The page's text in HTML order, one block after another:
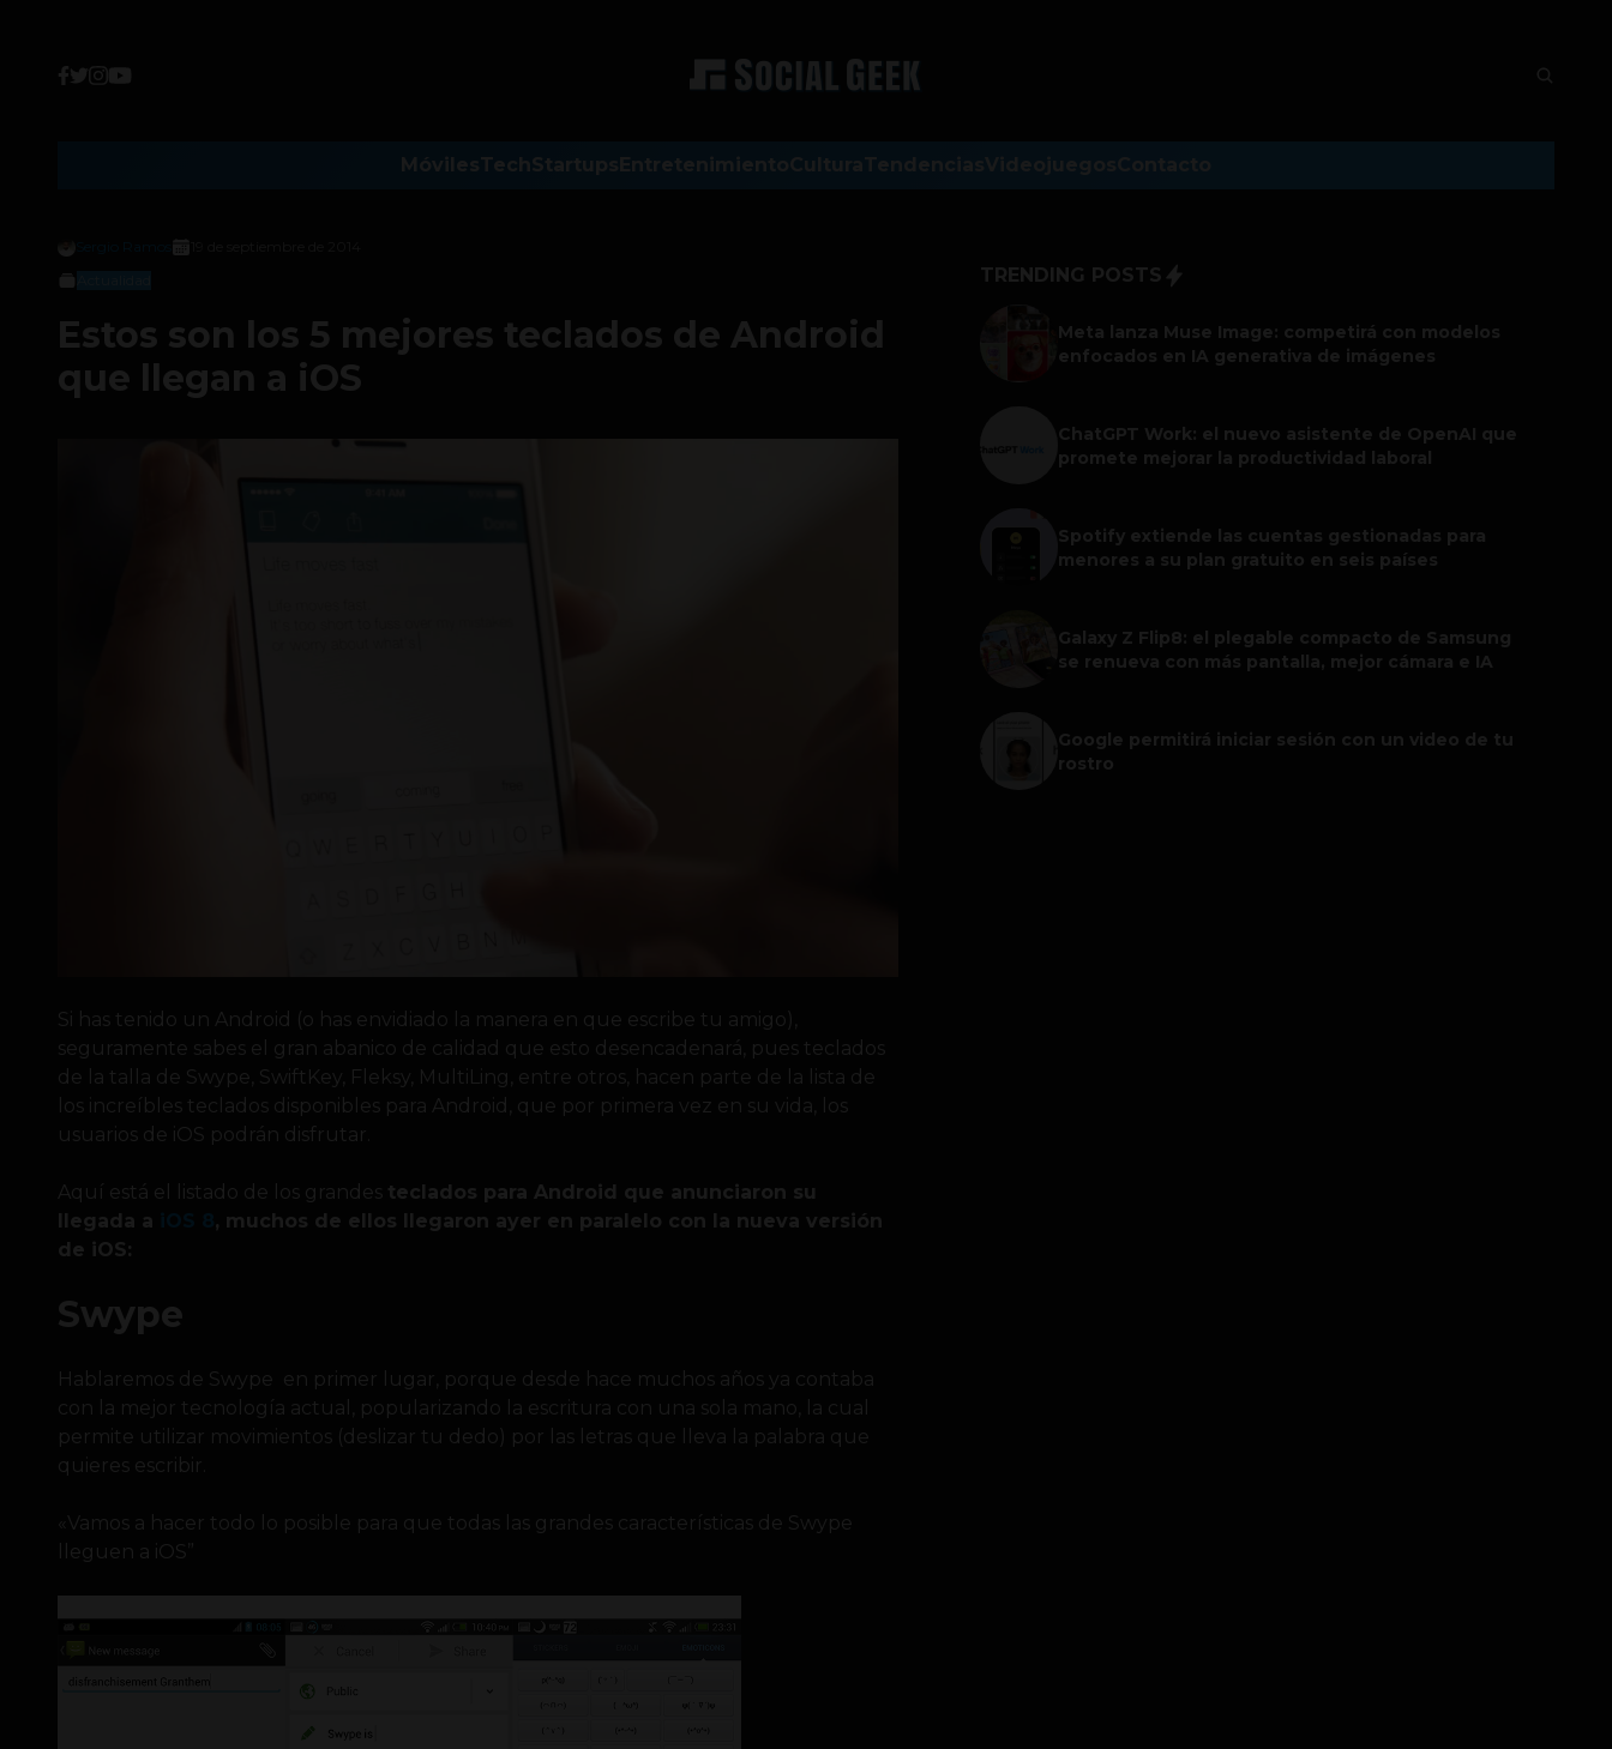
Estos son los 5 mejores teclados de Android
que llegan a iOS
Si has tenido un Android (o has envidiado la manera en que escribe tu amigo),
seguramente sabes el gran abanico de calidad que esto desencadenará, pues teclados
de la talla de Swype, SwiftKey, Fleksy, MultiLing, entre otros, hacen parte de la lista de
los increíbles teclados disponibles para Android, que por primera vez en su vida, los
usuarios de iOS podrán disfrutar.
Aquí está el listado de los grandes teclados para Android que anunciaron su
llegada a
, muchos de ellos llegaron ayer en paralelo con la nueva versión
de iOS:
Swype
Hablaremos de Swype en primer lugar, porque desde hace muchos años ya contaba
con la mejor tecnología actual, popularizando la escritura con una sola mano, la cual
permite utilizar movimientos (deslizar tu dedo) por las letras que lleva la palabra que
quieres escribir.
«Vamos a hacer todo lo posible para que todas las grandes características de Swype
lleguen a iOS”
TRENDING POSTS
Meta lanza Muse Image: competirá con modelos
enfocados en IA generativa de imágenes
ChatGPT Work: el nuevo asistente de OpenAI que
promete mejorar la productividad laboral
Spotify extiende las cuentas gestionadas para
menores a su plan gratuito en seis países
Galaxy Z Flip8: el plegable compacto de Samsung
se renueva con más pantalla, mejor cámara e IA
Google permitirá iniciar sesión con un video de tu
rostro